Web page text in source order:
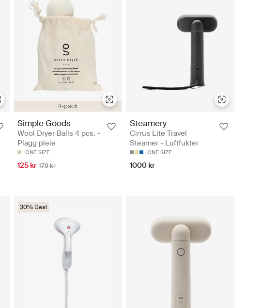
4-pack
Simple Goods
Wool Dryer Balls 4 pcs. -
Plagg pleie
ONE SIZE
125 kr 179 kr
Steamery
Cirrus Lite Travel
Steamer - Luftfukter
ONE SIZE
1000 kr
30% Deal